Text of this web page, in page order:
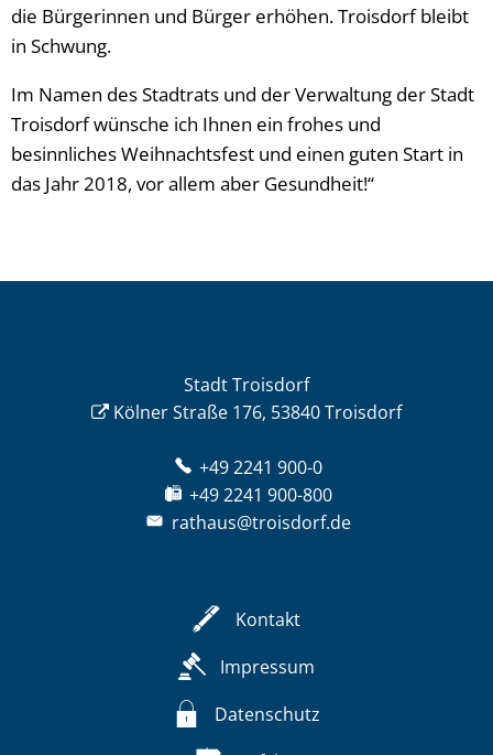
die Bürgerinnen und Bürger erhöhen. Troisdorf bleibt
in Schwung.
Im Namen des Stadtrats und der Verwaltung der Stadt
Troisdorf wünsche ich Ihnen ein frohes und
besinnliches Weihnachtsfest und einen guten Start in
das Jahr 2018, vor allem aber Gesundheit!“
Stadt Troisdorf
Kölner Straße 176, 53840 Troisdorf
+49 2241 900-0
+49 2241 900-800
rathaus@troisdorf.de
Kontakt
Impressum
Datenschutz